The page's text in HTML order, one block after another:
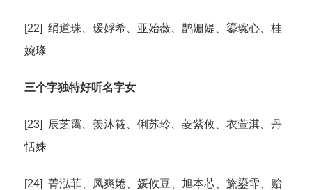
[22] 绢道珠、瑗娐希、亚始薇、鹊姗媞、鎏琬心、桂
婉瑑
三个字独特好听名字女
[23] 辰芝霭、羡沐筱、俐苏玲、菱紫攸、衣萱淇、丹
恬姝
[24] 菁泓菲、凤爽婘、媛攸豆、旭本芯、旒鎏霏、贻